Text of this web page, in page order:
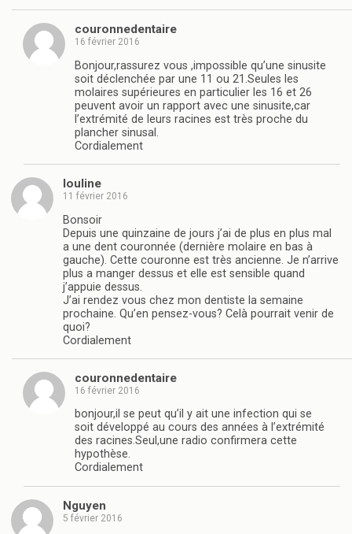
couronnedentaire
16 février 2016
Bonjour,rassurez vous ,impossible qu’une sinusite
soit déclenchée par une 11 ou 21.Seules les
molaires supérieures en particulier les 16 et 26
peuvent avoir un rapport avec une sinusite,car
l’extrémité de leurs racines est très proche du
plancher sinusal.
Cordialement
louline
11 février 2016
Bonsoir
Depuis une quinzaine de jours j’ai de plus en plus mal
a une dent couronnée (dernière molaire en bas à
gauche). Cette couronne est très ancienne. Je n’arrive
plus a manger dessus et elle est sensible quand
j’appuie dessus.
J’ai rendez vous chez mon dentiste la semaine
prochaine. Qu’en pensez-vous? Celà pourrait venir de
quoi?
Cordialement
couronnedentaire
16 février 2016
bonjour,il se peut qu’il y ait une infection qui se
soit développé au cours des années à l’extrémité
des racines.Seul,une radio confirmera cette
hypothèse.
Cordialement
Nguyen
5 février 2016